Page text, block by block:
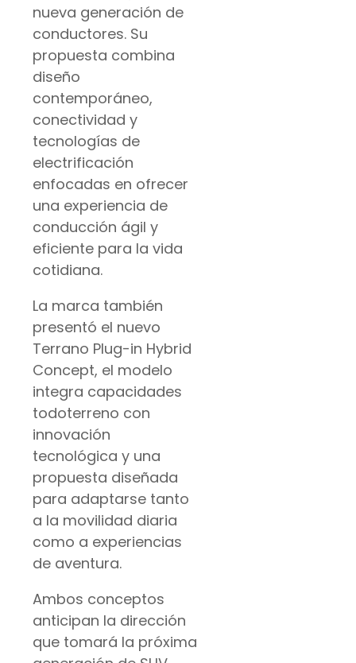
nueva generación de
conductores. Su
propuesta combina
diseño
contemporáneo,
conectividad y
tecnologías de
electrificación
enfocadas en ofrecer
una experiencia de
conducción ágil y
eficiente para la vida
cotidiana.
La marca también
presentó el nuevo
Terrano Plug-in Hybrid
Concept, el modelo
integra capacidades
todoterreno con
innovación
tecnológica y una
propuesta diseñada
para adaptarse tanto
a la movilidad diaria
como a experiencias
de aventura.
Ambos conceptos
anticipan la dirección
que tomará la próxima